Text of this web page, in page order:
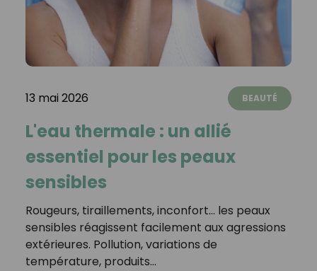
13 mai 2026 BEAUTÉ
L'eau thermale : un allié
essentiel pour les peaux
sensibles
Rougeurs, tiraillements, inconfort… les peaux
sensibles réagissent facilement aux agressions
extérieures. Pollution, variations de
température, produits…